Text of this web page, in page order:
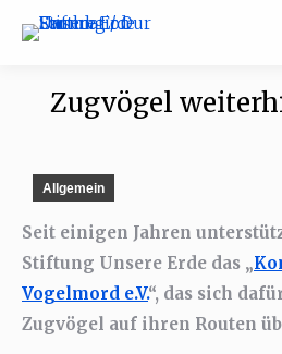
Zugvögel
Allgemein
Seit einigen Jahren
Stiftung Unsere Erde das „
Vogelmord e.V.“, das sich
Zugvögel auf ihren Routen